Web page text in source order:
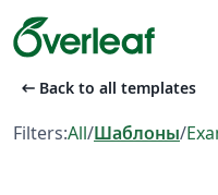
arrow_left_alt Back to all templates
Filters:All/Шаблоны/